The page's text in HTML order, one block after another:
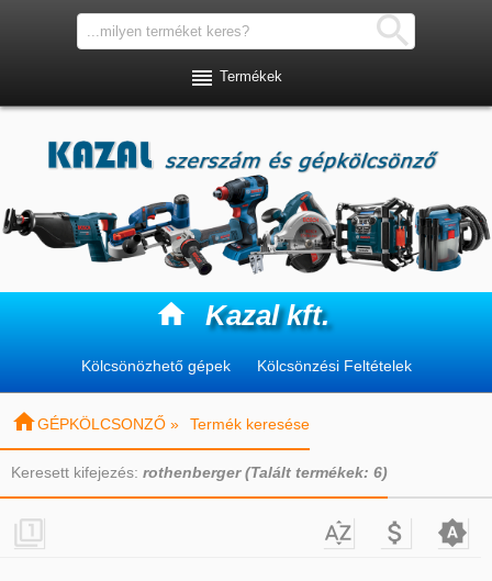
 Kazal kft.
Kölcsönözhető gépek Kölcsönzési Feltételek

 Termékek
GÉPKÖLCSONZŐ » Termék keresése
Keresett kifejezés: rothenberger (Talált termékek: 6)
   